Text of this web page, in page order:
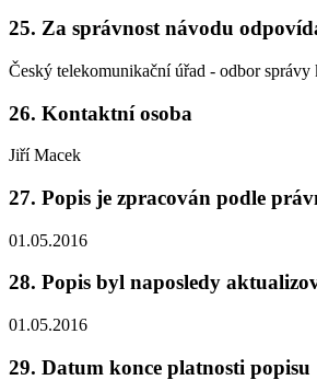
25. Za správnost návodu
Český telekomunikační úřad - odbor správy
26. Kontaktní osoba
Jiří Macek
27. Popis je zpracován podle
01.05.2016
28. Popis byl naposledy
01.05.2016
29. Datum konce platnosti popisu